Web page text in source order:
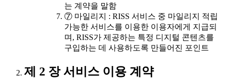
는 계약을 말함
⑦ 마일리지 : RISS 서비스 중 마일리지 적립
가능한 서비스를 이용한 이용자에게 지급되
며, RISS가 제공하는 특정 디지털 콘텐츠를
구입하는 데 사용하도록 만들어진 포인트
제 2 장 서비스 이용 계약